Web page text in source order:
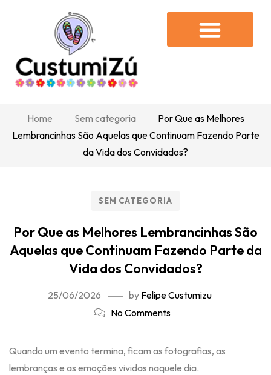
Home Sem categoria
Por Que as Melhores
Lembrancinhas São Aquelas que Continuam Fazendo Parte
da Vida dos Convidados?
SEM CATEGORIA
Por Que as Melhores Lembrancinhas São
Aquelas que Continuam Fazendo Parte da
Vida dos Convidados?
25/06/2026 by Felipe Custumizu
No Comments
Quando um evento termina, ficam as fotografias, as
lembranças e as emoções vividas naquele dia.